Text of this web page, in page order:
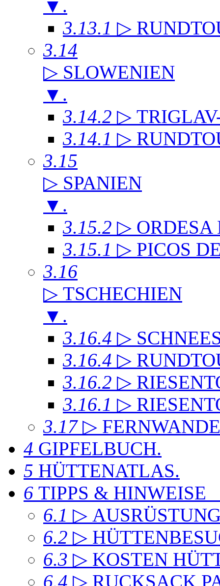
▼ .
3.13.1 ▷
3.14
▷ SLOWENIEN
▼ .
3.14.2 ▷
3.14.1 ▷
3.15
▷ SPANIEN
▼ .
3.15.2 ▷ ORDESA
3.15.1 ▷ PICOS
3.16
▷ TSCHECHIEN
▼ .
3.16.4 ▷
3.16.4 ▷
3.16.2 ▷
3.16.1 ▷
3.17 ▷
4 GIPFELBUCH.
5 HÜTTENATLAS.
6 TIPPS &
6.1 ▷
6.2 ▷
6.3 ▷ KOSTEN
6.4 ▷ RUCKSACK